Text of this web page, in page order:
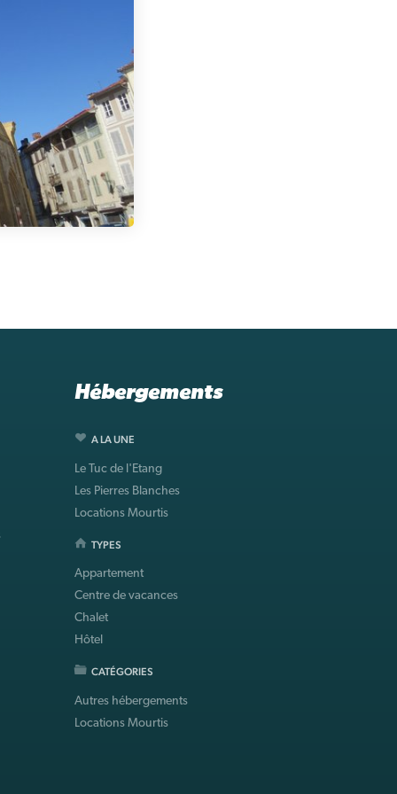
Hébergements
A LA UNE
Le Tuc de l'Etang
Les Pierres Blanches
Locations Mourtis
TYPES
Appartement
Centre de vacances
Chalet
Hôtel
CATÉGORIES
Autres hébergements
Locations Mourtis